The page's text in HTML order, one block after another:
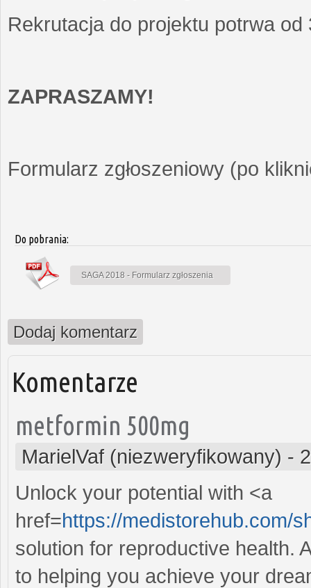
Rekrutacja do projektu potrwa
ZAPRASZAMY!
Formularz zgłoszeniowy (po
Do pobrania:
SAGA 2018 - Formularz zgłoszenia
Dodaj komentarz
Komentarze
metformin 500mg
MarielVaf (niezweryfikowany) -
Unlock your potential with <a
href=https://medistorehub.com/
solution for reproductive health.
to helping you achieve your